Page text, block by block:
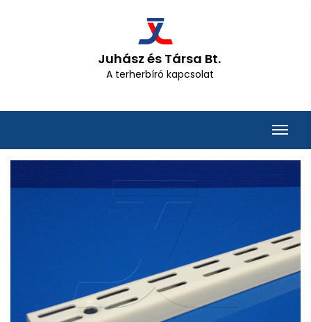
Juhász és Társa Bt.
A terherbíró kapcsolat